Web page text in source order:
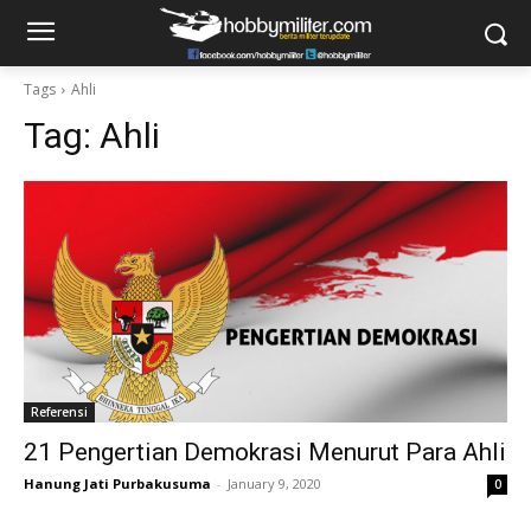
Tags Ahli
Tag: Ahli
Referensi
21 Pengertian Demokrasi Menurut Para Ahli
Hanung Jati Purbakusuma - January 9, 2020 0